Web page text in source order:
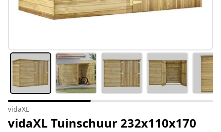
vidaXL
vidaXL Tuinschuur 232x110x170